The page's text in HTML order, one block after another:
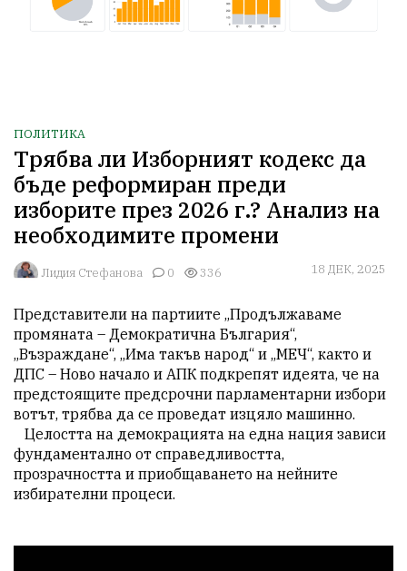
ПОЛИТИКА
Трябва ли Изборният кодекс да
бъде реформиран преди
изборите през 2026 г.? Анализ на
необходимите промени
Лидия Стефанова 0 336 18 ДЕК, 2025
Представители на партиите „Продължаваме
промяната – Демократична България“,
„Възраждане“, „Има такъв народ“ и „МЕЧ“, както и
ДПС – Ново начало и АПК подкрепят идеята, че на
предстоящите предсрочни парламентарни избори
вотът, трябва да се проведат изцяло машинно.
фундаментално от справедливостта,
прозрачността и приобщаването на нейните